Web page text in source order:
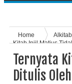
Home Alkitab
Kitab Injil Matius
Ternyata
Ditulis